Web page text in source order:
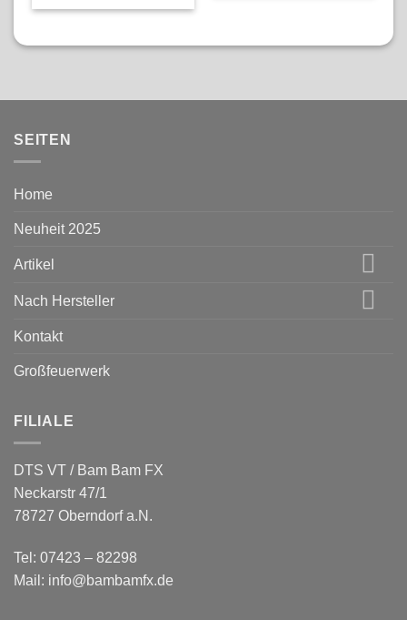
SEITEN
Home
Neuheit 2025
Artikel
Nach Hersteller
Kontakt
Großfeuerwerk
FILIALE
DTS VT / Bam Bam FX
Neckarstr 47/1
78727 Oberndorf a.N.
Tel: 07423 – 82298
Mail: info@bambamfx.de